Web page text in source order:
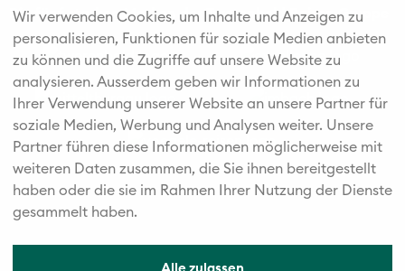
Wir verwenden Cookies, um Inhalte und Anzeigen zu
personalisieren, Funktionen für soziale Medien anbieten
zu können und die Zugriffe auf unsere Website zu
analysieren. Außerdem geben wir Informationen zu
Ihrer Verwendung unserer Website an unsere Partner für
soziale Medien, Werbung und Analysen weiter. Unsere
Partner führen diese Informationen möglicherweise mit
weiteren Daten zusammen, die Sie ihnen bereitgestellt
haben oder die sie im Rahmen Ihrer Nutzung der Dienste
gesammelt haben.
Die fünf starken Marken der Twerenbold Reisen Gruppe